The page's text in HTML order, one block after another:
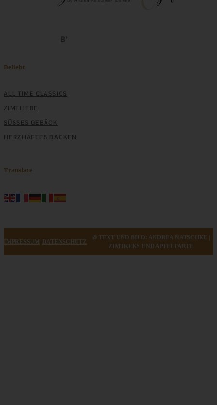
Beliebt
ALL TIME CLASSICS
ZIMTLIEBE
SÜSSES GEBÄCK
HERZHAFTES BACKEN
Translate
IMPRESSUM DATENSCHUTZ
@ TEXT UND BILD: ANDREA NATSCHKE |
ZIMTKEKS UND APFELTARTE